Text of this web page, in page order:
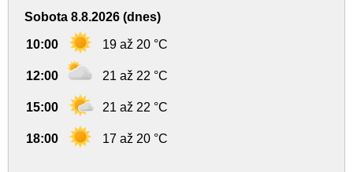
Sobota 8.8.2026 (dnes)
10:00 19 až 20 °C
12:00 21 až 22 °C
15:00 21 až 22 °C
18:00 17 až 20 °C